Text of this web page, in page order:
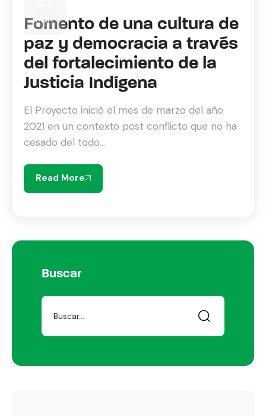
Mar
Fomento de una cultura de
paz y democracia a través
del fortalecimiento de la
Justicia Indígena
El Proyecto inició el mes de marzo del año
2021 en un contexto post conflicto que no ha
cesado del todo...
Read More
Buscar